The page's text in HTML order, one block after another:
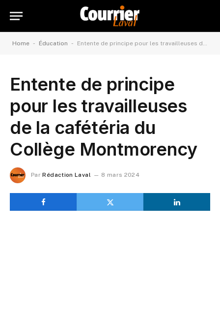
Home - Éducation - Entente de principe pour les travailleuses de la cafétéria du Collège Montmorency
Entente de principe
pour les travailleuses
de la cafétéria du
Collège Montmorency
Par Rédaction Laval 8 mars 2024